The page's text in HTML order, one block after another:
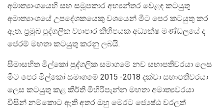
අමාත්‍යාංශයෙහි සහ සමූපකාර අභ්‍යන්තර වෙළඳ කටයුතු
අමාත්‍යාංශයේ උපදේශකයෙකු වශයෙන් මීට පෙර කටයුතු කර
ඇත. ප්‍රමුඛ පුද්ගලික ව්‍යාපාර කිහිපයක අධ්‍යක්ෂ මණ්ඩලයේ ද
ජෙරම් මහතා කටයුතු කරනු ලබයි.
සීමාසහිත මිල්කෝ පුද්ගලික සමාගමේ නව සභාපතිවරයා ලෙස
මීට පෙර මිල්කෝ සමාගමේ 2015 -2018 දක්වා සභාපතිවරයා
ලෙස කටයුතු කළ කීර්ති මිහිරිපැන්න මහතා අමාත්‍යවරයා
විසින් නම්කොට ඇති අතර ඔහු මෙරට ජ්‍යෙෂ්ඨ වරලත්